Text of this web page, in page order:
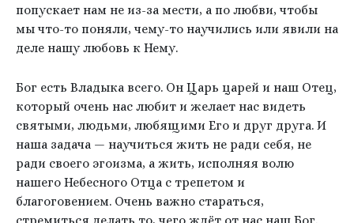
попускает нам не из-за мести, а по любви, чтобы
мы что-то поняли, чему-то научились или явили на
деле нашу любовь к Нему.
Бог есть Владыка всего. Он Царь царей и наш Отец,
который очень нас любит и желает нас видеть
святыми, людьми, любящими Его и друг друга. И
наша задача — научиться жить не ради себя, не
ради своего эгоизма, а жить, исполняя волю
нашего Небесного Отца с трепетом и
благоговением. Очень важно стараться,